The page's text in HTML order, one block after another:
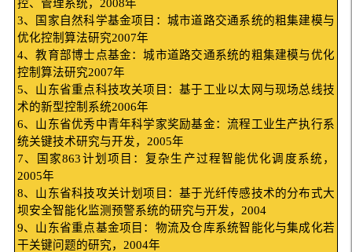
控、管理系统， 2008年
3、国家自然科学基金项目：城市道路交通系统的粗集建模与
优化控制算法研究2007年
4、教育部博士点基金：城市道路交通系统的粗集建模与优化
控制算法研究2007年
5、山东省重点科技攻关项目：基于工业以太网与现场总线技
术的新型控制系统2006年
6、山东省优秀中青年科学家奖励基金：流程工业生产执行系
统关键技术研究与开发， 2005年
7、国家863计划项目：复杂生产过程智能优化调度系统，
2005年
8、山东省科技攻关计划项目：基于光纤传感技术的分布式大
坝安全智能化监测预警系统的研究与开发， 2004
9、山东省重点基金项目：物流及仓库系统智能化与集成化若
干关键问题的研究， 2004年